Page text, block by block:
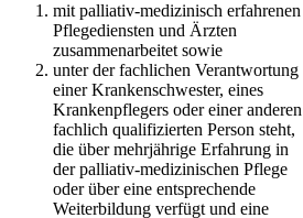
mit palliativ-medizinisch erfahrenen
Pflegediensten und Ärzten
zusammenarbeitet sowie
unter der fachlichen Verantwortung
einer Krankenschwester, eines
Krankenpflegers oder einer anderen
fachlich qualifizierten Person steht,
die über mehrjährige Erfahrung in
der palliativ-medizinischen Pflege
oder über eine entsprechende
Weiterbildung verfügt und eine